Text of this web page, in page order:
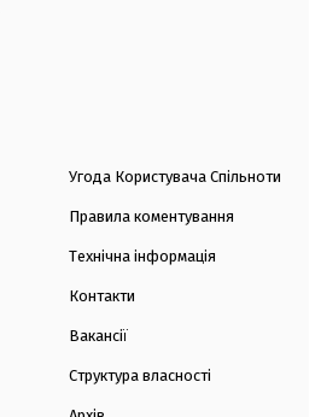
Угода Користувача Спільноти
Правила коментування
Технічна інформація
Контакти
Вакансії
Структура власності